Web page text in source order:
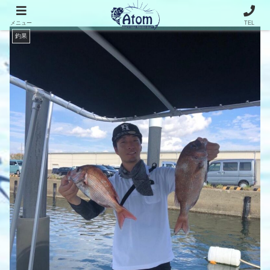
釣果
メニュー TEL